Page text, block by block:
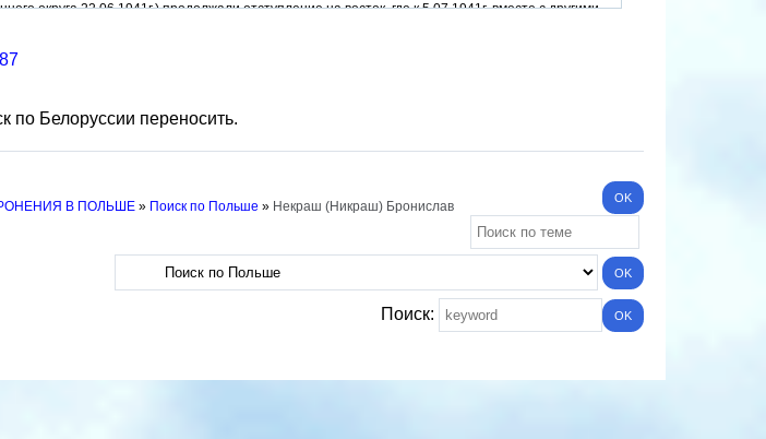
округа 22.06.1941г.) продолжали отступление на восток, где к 5.07.1941г. вместе с другими
(по существу – на переформирование). На руководящие должности прибыли
по Белоруссии переносить.
В ПОЛЬШЕ » Поиск по Польше » Некраш (Никраш) Бронислав
Поиск: